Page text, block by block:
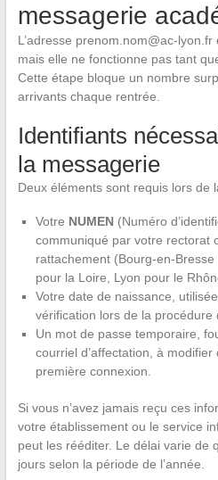
messagerie
L’adresse prenom.nom@ac-lyon.fr
mais elle ne fonctionne pas tant
Cette étape bloque un nombre
arrivants chaque rentrée.
Identifiants
la messagerie
Deux éléments sont requis lors de
Votre NUMEN(Numéro
communiqué par votre rectorat
rattachement (Bourg-en-Bresse
pour la Loire, Lyon pour le
Votre date de naissance,
vérification lors de la procédure
Un mot de passe temporaire,
courriel d’affectation, à
première connexion.
Si vous n’avez jamais reçu ces
votre établissement ou le service
peut les rééditer. Le délai varie de
jours selon la période de l’année.